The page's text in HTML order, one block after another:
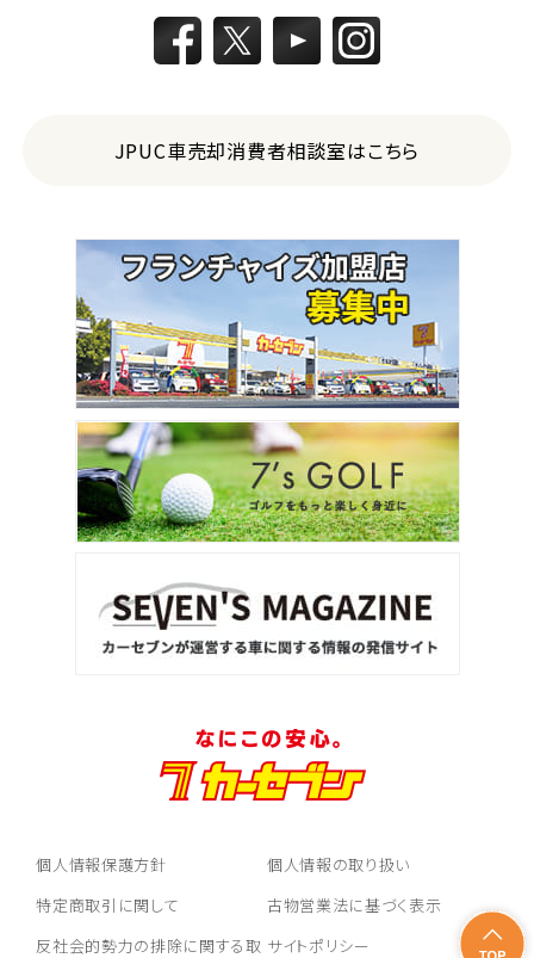
JPUC車売却消費者相談室はこちら
個人情報保護方針
個人情報の取り扱い
特定商取引に関して
古物営業法に基づく表示
反社会的勢力の排除に関する取 サイトポリシー